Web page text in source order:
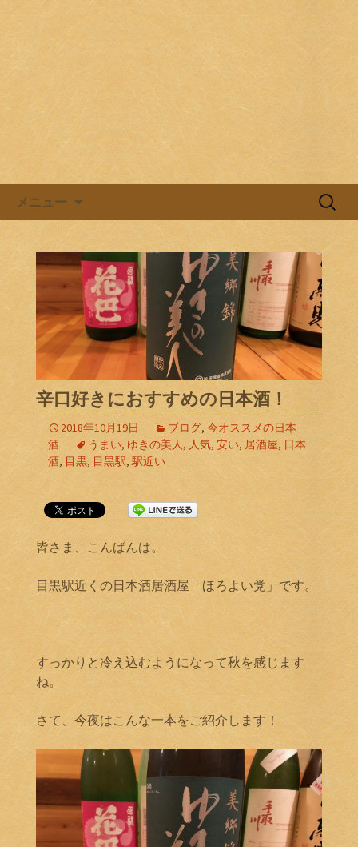
メニュー
検
辛口好きにおすすめの日本酒！
2018年10月19日 ブログ, 今オススメの日本
酒
うまい, ゆきの美人, 人気, 安い, 居酒屋, 日本
酒, 目黒, 目黒駅,駅近い
皆さま、こんばんは。
目黒駅近くの日本酒居酒屋「ほろよい党」です。
すっかりと冷え込むようになって秋を感じます
ね。
さて、今夜はこんな一本をご紹介します！